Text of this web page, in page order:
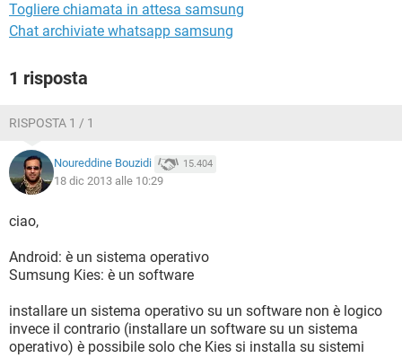
Togliere chiamata in attesa samsung
Chat archiviate whatsapp samsung
1 risposta
RISPOSTA 1 / 1
Noureddine Bouzidi 15.404
18 dic 2013 alle 10:29
ciao,
Android: è un sistema operativo
Sumsung Kies: è un software
installare un sistema operativo su un software non è logico
invece il contrario (installare un software su un sistema
operativo) è possibile solo che Kies si installa su sistemi